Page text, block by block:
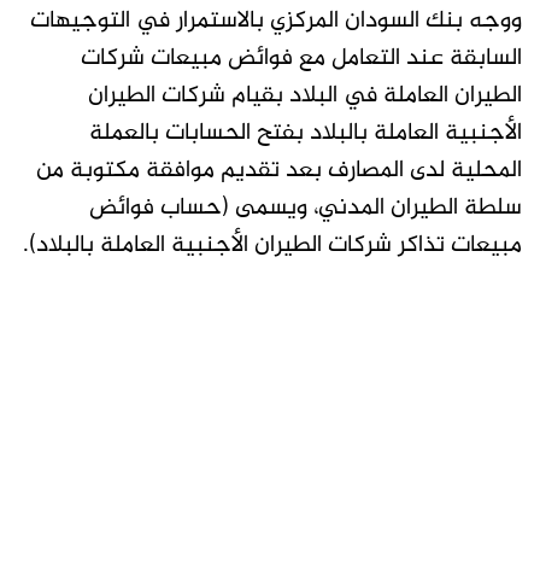
ووجه بنك السودان المركزي بالاستمرار في التوجيهات
السابقة عند التعامل مع فوائض مبيعات شركات
الطيران العاملة في البلاد بقيام شركات الطيران
الأجنبية العاملة بالبلاد بفتح الحسابات بالعملة
المحلية لدى المصارف بعد تقديم موافقة مكتوبة من
سلطة الطيران المدني، ويسمى (حساب فوائض
مبيعات تذاكر شركات الطيران الأجنبية العاملة بالبلاد).